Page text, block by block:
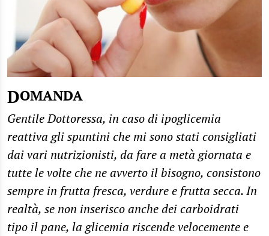
DOMANDA
Gentile Dottoressa, in caso di ipoglicemia
reattiva gli spuntini che mi sono stati consigliati
dai vari nutrizionisti, da fare a metà giornata e
tutte le volte che ne avverto il bisogno, consistono
sempre in frutta fresca, verdure e frutta secca. In
realtà, se non inserisco anche dei carboidrati
tipo il pane, la glicemia riscende velocemente e